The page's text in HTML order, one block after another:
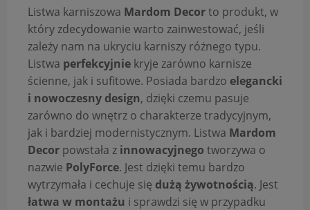
Listwa karniszowa Mardom Decorto produkt, w
który zdecydowanie warto zainwestować, jeśli
zależy nam na ukryciu karniszy różnego typu.
Listwa perfekcyjnie kryje zarówno karnisze
ścienne, jak i sufitowe. Posiada bardzo elegancki
i nowoczesny design, dzięki czemu pasuje
zarówno do wnętrz o charakterze tradycyjnym,
jak i bardziej modernistycznym. Listwa Mardom
Decor powstała z innowacyjnego tworzywa o
nazwie PolyForce. Jest dzięki temu bardzo
wytrzymała i cechuje się dużą żywotnością. Jest
łatwa w montażu i sprawdzi się w przypadku